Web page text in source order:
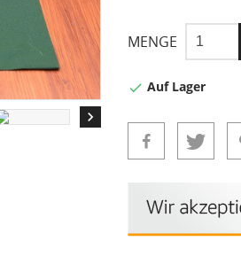

MENGE
 Auf Lager